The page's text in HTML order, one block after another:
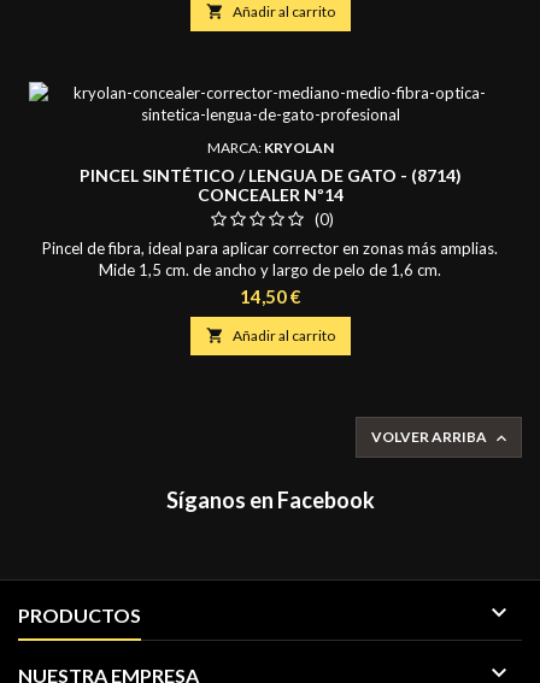
 Añadir al carrito
MARCA: KRYOLAN
PINCEL SINTÉTICO / LENGUA DE GATO - (8714)
CONCEALER Nº14
(0)
Pincel de fibra, ideal para aplicar corrector en zonas más amplias.
Mide 1,5 cm. de ancho y largo de pelo de 1,6 cm.
Precio
14,50 €
 Añadir al carrito
VOLVER ARRIBA 
Síganos en Facebook
PRODUCTOS 
NUESTRA EMPRESA 